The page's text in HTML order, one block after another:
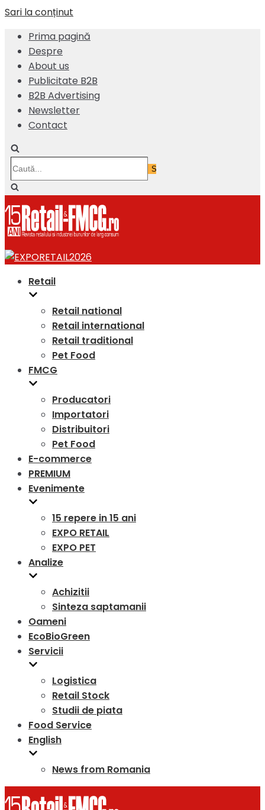
Sari la conținut
Prima pagină
Despre
About us
Publicitate B2B
B2B Advertising
Newsletter
Contact
Retail
Retail national
Retail international
Retail traditional
Pet Food
FMCG
Producatori
Importatori
Distribuitori
Pet Food
E-commerce
PREMIUM
Evenimente
15 repere in 15 ani
EXPO RETAIL
EXPO PET
Analize
Achizitii
Sinteza saptamanii
Oameni
EcoBioGreen
Servicii
Logistica
Retail Stock
Studii de piata
Food Service
English
News from Romania